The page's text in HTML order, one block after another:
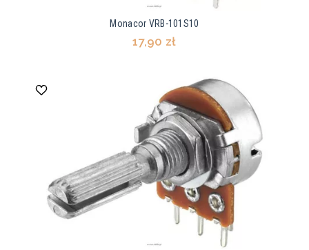
Monacor VRB-101S10
17,90 zł